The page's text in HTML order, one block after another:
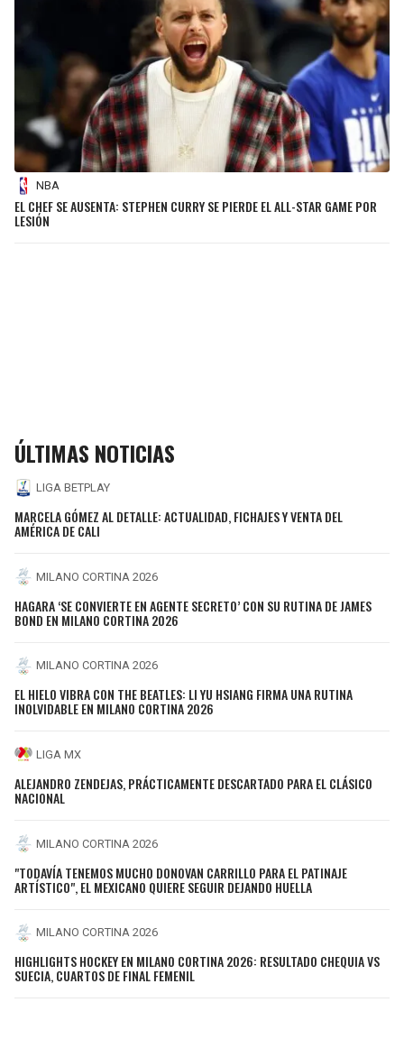
NBA
EL CHEF SE AUSENTA: STEPHEN CURRY SE PIERDE EL ALL-STAR GAME POR
LESIÓN
ÚLTIMAS NOTICIAS
LIGA BETPLAY
MARCELA GÓMEZ AL DETALLE: ACTUALIDAD, FICHAJES Y VENTA DEL
AMÉRICA DE CALI
MILANO CORTINA 2026
HAGARA ‘SE CONVIERTE EN AGENTE SECRETO’ CON SU RUTINA DE JAMES
BOND EN MILANO CORTINA 2026
MILANO CORTINA 2026
EL HIELO VIBRA CON THE BEATLES: LI YU HSIANG FIRMA UNA RUTINA
INOLVIDABLE EN MILANO CORTINA 2026
LIGA MX
ALEJANDRO ZENDEJAS, PRÁCTICAMENTE DESCARTADO PARA EL CLÁSICO
NACIONAL
MILANO CORTINA 2026
"TODAVÍA TENEMOS MUCHO DONOVAN CARRILLO PARA EL PATINAJE
ARTÍSTICO", EL MEXICANO QUIERE SEGUIR DEJANDO HUELLA
MILANO CORTINA 2026
HIGHLIGHTS HOCKEY EN MILANO CORTINA 2026: RESULTADO CHEQUIA VS
SUECIA, CUARTOS DE FINAL FEMENIL